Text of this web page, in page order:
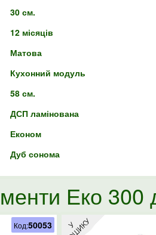
30 см.
12 місяців
Матова
Кухонний модуль
58 см.
ДСП ламінована
Економ
Дуб сонома
Еко
Код:50053